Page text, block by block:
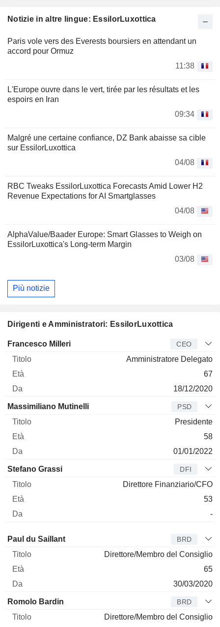
Notizie in altre lingue: EssilorLuxottica
Paris vole vers des Everests boursiers en attendant un
accord pour Ormuz
11:38
L'Europe ouvre dans le vert, tirée par les résultats et les
espoirs en Iran
09:34
Malgré une certaine confiance, DZ Bank abaisse sa cible
sur EssilorLuxottica
04/08
RBC Tweaks EssilorLuxottica Forecasts Amid Lower H2
Revenue Expectations for AI Smartglasses
04/08
AlphaValue/Baader Europe: Smart Glasses to Weigh on
EssilorLuxottica's Long-term Margin
03/08
Più notizie
Dirigenti e Amministratori: EssilorLuxottica
Manager Titolo Età
Francesco Milleri CEO
Amministratore Delegato
67
18/12/2020
Massimiliano Mutinelli PSD
Presidente
58
01/01/2022
Stefano Grassi DFI
Direttore Finanziario/CFO
53
-
Amministratore Titolo
Paul du Saillant BRD
Direttore/Membro del Consiglio
65
30/03/2020
Romolo Bardin BRD
Direttore/Membro del Consiglio